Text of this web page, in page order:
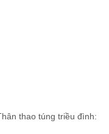
thao túng triều đình: